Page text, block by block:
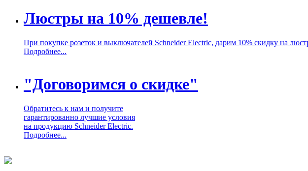
Люстры на 10% дешевле!
При покупке розеток и выключателей Schneider Electric, дарим 10% скидку на
Подробнее...
"Договоримся о скидке"
Обратитесь к нам и получите
гарантированно лучшие условия
на продукцию Schneider Electric.
Подробнее...